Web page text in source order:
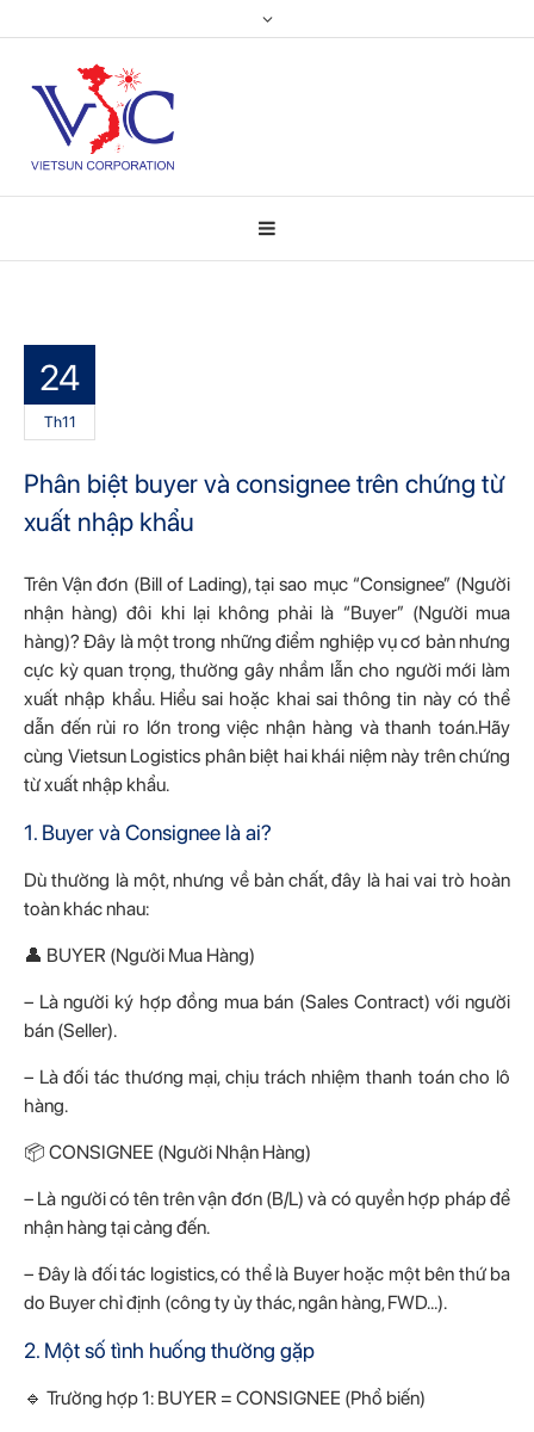
24
Th11
Phân biệt buyer và consignee trên chứng từ
xuất nhập khẩu
Trên Vận đơn (Bill of Lading), tại sao mục “Consignee” (Người
nhận hàng) đôi khi lại không phải là “Buyer” (Người mua
hàng)? Đây là một trong những điểm nghiệp vụ cơ bản nhưng
cực kỳ quan trọng, thường gây nhầm lẫn cho người mới làm
xuất nhập khẩu. Hiểu sai hoặc khai sai thông tin này có thể
dẫn đến rủi ro lớn trong việc nhận hàng và thanh toán.Hãy
cùng Vietsun Logistics phân biệt hai khái niệm này trên chứng
từ xuất nhập khẩu.
1. Buyer và Consignee là ai?
Dù thường là một, nhưng về bản chất, đây là hai vai trò hoàn
toàn khác nhau:
👤 BUYER (Người Mua Hàng)
– Là người ký hợp đồng mua bán (Sales Contract) với người
bán (Seller).
– Là đối tác thương mại, chịu trách nhiệm thanh toán cho lô
hàng.
📦 CONSIGNEE (Người Nhận Hàng)
– Là người có tên trên vận đơn (B/L) và có quyền hợp pháp để
nhận hàng tại cảng đến.
– Đây là đối tác logistics, có thể là Buyer hoặc một bên thứ ba
do Buyer chỉ định (công ty ủy thác, ngân hàng, FWD…).
2. Một số tình huống thường gặp
🔹 Trường hợp 1: BUYER = CONSIGNEE (Phổ biến)